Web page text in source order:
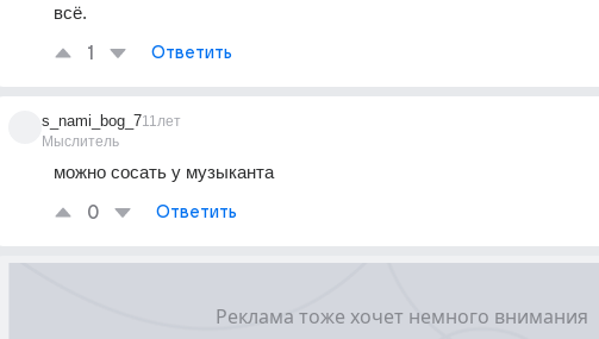
всё.
1 Ответить
s_nami_bog_7
Мыслитель
11лет
можно сосать у музыканта
0 Ответить